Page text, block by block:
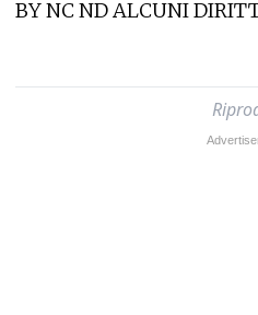
BY NC ND ALCUNI